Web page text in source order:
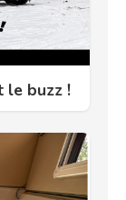
le buzz !